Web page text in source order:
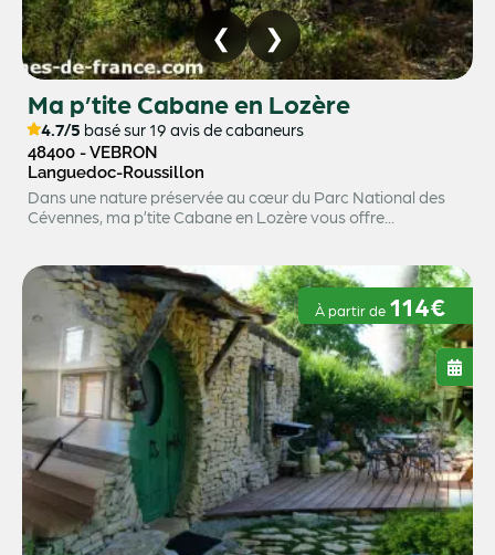
Ma p’tite Cabane en Lozère
4.7/5 basé sur 19 avis de cabaneurs
48400 - VEBRON
Languedoc-Roussillon
Dans une nature préservée au cœur du Parc National des
Cévennes, ma p’tite Cabane en Lozère vous offre...
À partir de 114€